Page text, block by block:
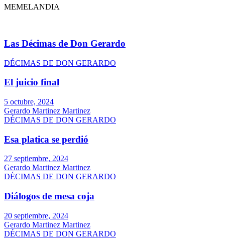
MEMELANDIA
Las Décimas de Don Gerardo
DÉCIMAS DE DON GERARDO
El juicio final
5 octubre, 2024
Gerardo Martinez Martinez
DÉCIMAS DE DON GERARDO
Esa platica se perdió
27 septiembre, 2024
Gerardo Martinez Martinez
DÉCIMAS DE DON GERARDO
Diálogos de mesa coja
20 septiembre, 2024
Gerardo Martinez Martinez
DÉCIMAS DE DON GERARDO